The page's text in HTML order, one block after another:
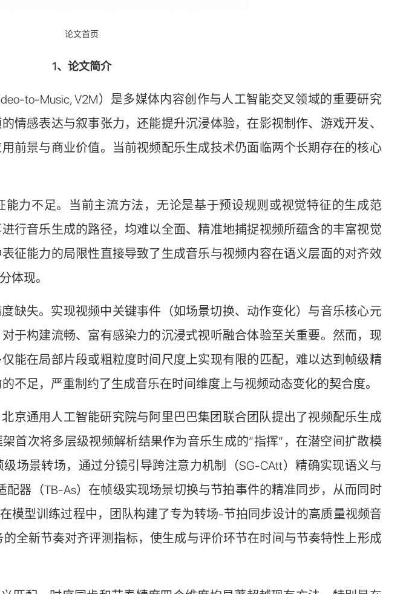
论文首页
1、论文简介
to-Music, V2M）是多媒体内容创作与人工智能交叉领域的重要研究
情感表达与叙事张力，还能提升沉浸体验，在影视制作、游戏开发、
前景与商业价值。当前视频配乐生成技术仍面临两个长期存在的核心
力不足。当前主流方法，无论是基于预设规则或视觉特征的生成范
行音乐生成的路径，均难以全面、精准地捕捉视频所蕴含的丰富视觉
征能力的局限性直接导致了生成音乐与视频内容在语义层面的对齐效
体现。
缺失。实现视频中关键事件（如场景切换、动作变化）与音乐核心元
于构建流畅、富有感染力的沉浸式视听融合体验至关重要。然而，现
能在局部片段或粗粒度时间尺度上实现有限的匹配，难以达到帧级精
不足，严重制约了生成音乐在时间维度上与视频动态变化的契合度。
京通用人工智能研究院与阿里巴巴集团联合团队提出了视频配乐生成
架首次将多层级视频解析结果作为音乐生成的“指挥”，在潜空间扩散模
场景转场，通过分镜引导跨注意力机制（SG-CAtt）精确实现语义与
器（TB-As）在帧级实现场景切换与节拍事件的精准同步，从而同时
模型训练过程中，团队构建了专为转场-节拍同步设计的高质量视频音
全新节奏对齐评测指标，使生成与评价环节在时间与节奏特性上形成